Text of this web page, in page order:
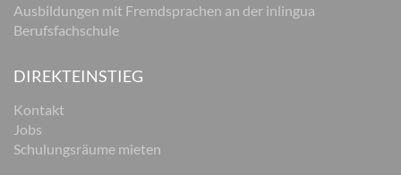
Ausbildungen mit Fremdsprachen an der inlingua
Berufsfachschule
DIREKTEINSTIEG
Kontakt
Jobs
Schulungsräume mieten